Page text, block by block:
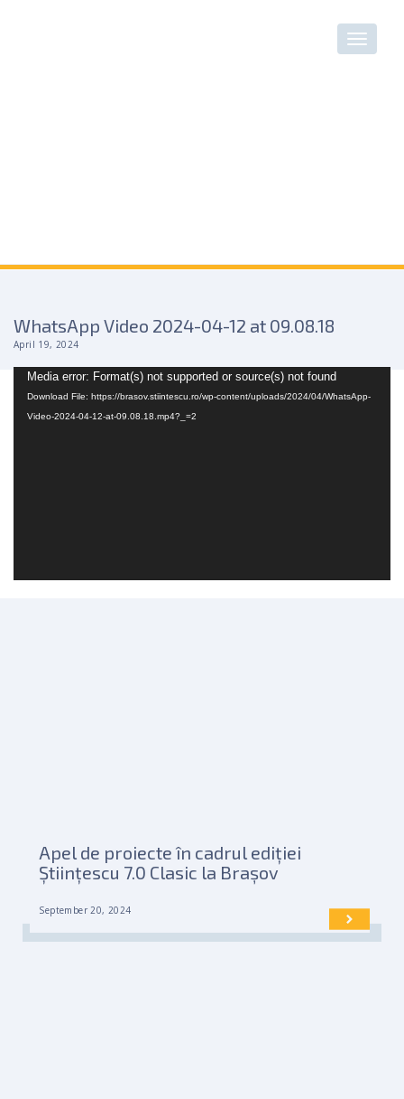
WhatsApp Video 2024-04-12 at 09.08.18
April 19, 2024
Video
Player
Media error: Format(s) not supported or source(s) not found
Download File: https://brasov.stiintescu.ro/wp-content/uploads/2024/04/WhatsApp-
Video-2024-04-12-at-09.08.18.mp4?_=2
Apel de proiecte în cadrul ediției
Științescu 7.0 Clasic la Brașov
September 20, 2024